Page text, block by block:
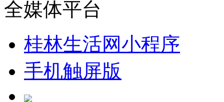
全媒体平台
桂林生活网小程序
手机触屏版